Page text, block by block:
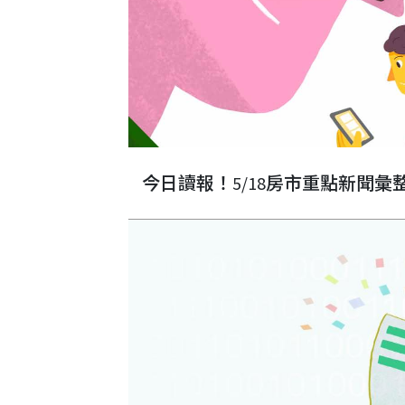
今日讀報！5/18房市重點新聞彙